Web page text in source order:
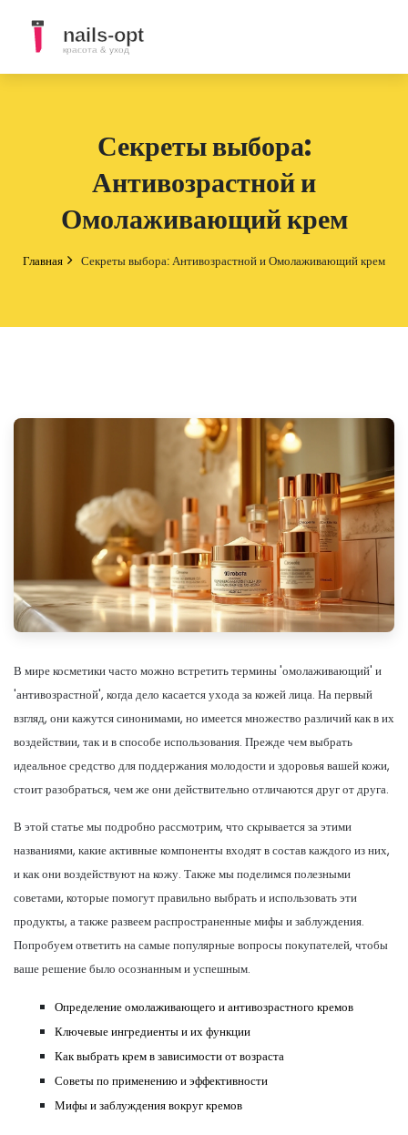
Секреты выбора:
Антивозрастной и
Омолаживающий крем
Главная Секреты выбора: Антивозрастной и Омолаживающий крем
В мире косметики часто можно встретить термины 'омолаживающий' и
'антивозрастной', когда дело касается ухода за кожей лица. На первый
взгляд, они кажутся синонимами, но имеется множество различий как в их
воздействии, так и в способе использования. Прежде чем выбрать
идеальное средство для поддержания молодости и здоровья вашей кожи,
стоит разобраться, чем же они действительно отличаются друг от друга.
В этой статье мы подробно рассмотрим, что скрывается за этими
названиями, какие активные компоненты входят в состав каждого из них,
и как они воздействуют на кожу. Также мы поделимся полезными
советами, которые помогут правильно выбрать и использовать эти
продукты, а также развеем распространенные мифы и заблуждения.
Попробуем ответить на самые популярные вопросы покупателей, чтобы
ваше решение было осознанным и успешным.
Определение омолаживающего и антивозрастного кремов
Ключевые ингредиенты и их функции
Как выбрать крем в зависимости от возраста
Советы по применению и эффективности
Мифы и заблуждения вокруг кремов